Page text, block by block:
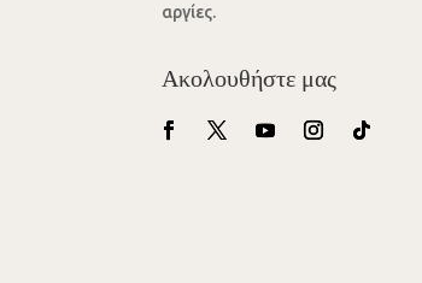
αργίες.
Ακολουθήστε μας